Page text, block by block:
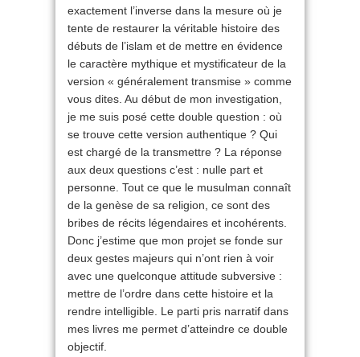
exactement l’inverse dans la mesure où je
tente de restaurer la véritable histoire des
débuts de l’islam et de mettre en évidence
le caractère mythique et mystificateur de la
version « généralement transmise » comme
vous dites. Au début de mon investigation,
je me suis posé cette double question : où
se trouve cette version authentique ? Qui
est chargé de la transmettre ? La réponse
aux deux questions c’est : nulle part et
personne. Tout ce que le musulman connaît
de la genèse de sa religion, ce sont des
bribes de récits légendaires et incohérents.
Donc j’estime que mon projet se fonde sur
deux gestes majeurs qui n’ont rien à voir
avec une quelconque attitude subversive :
mettre de l’ordre dans cette histoire et la
rendre intelligible. Le parti pris narratif dans
mes livres me permet d’atteindre ce double
objectif.